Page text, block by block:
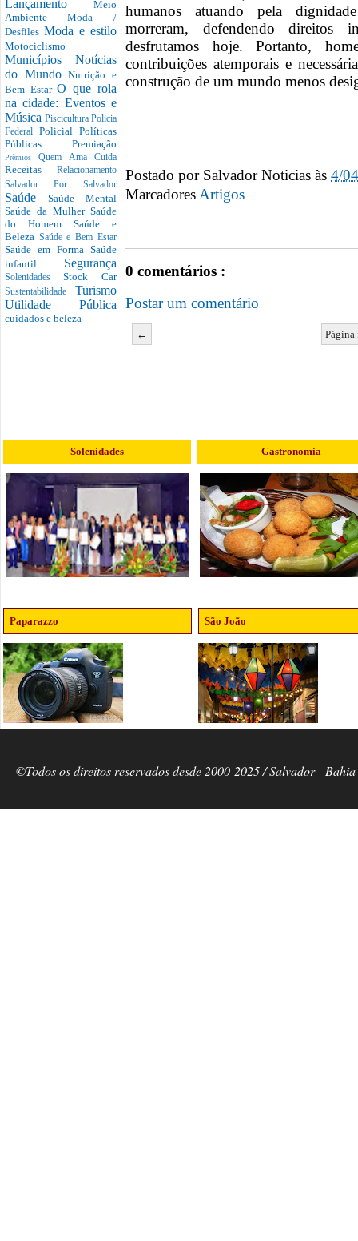
Lançamento Meio
AmbienteModa /
Desfiles Moda e estilo
Motociclismo
Municípios Notícias
do MundoNutrição e
Bem EstarO que rola
na cidade: Eventos e
Música Piscicultura Policia
Federal Policial Políticas
Públicas Premiação
PrêmiosQuem Ama Cuida
Receitas Relacionamento
Salvador Por Salvador
Saúde Saúde Mental
Saúde da Mulher Saúde
do Homem Saúde e
Beleza Saúde e Bem Estar
Saúde em Forma Saúde
infantil Segurança
SolenidadesStock Car
Sustentabilidade Turismo
Utilidade Pública
cuidados e beleza
humanos atuando pela
morreram, defendendo direitos
desfrutamos hoje. Portanto,
contribuições atemporais e
construção de um mundo menos
Postado por Salvador Noticias às 4/
MarcadoresArtigos
0 comentários :
Postar um comentário
←
Solenidades Gastronomia
Paparazzo São João
©Todos os direitos reservados desde 2000-2025 / Salvador -